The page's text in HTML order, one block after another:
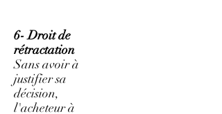
6- Droit de
rétractation
Sans avoir à
justifier sa
décision,
l'acheteur à